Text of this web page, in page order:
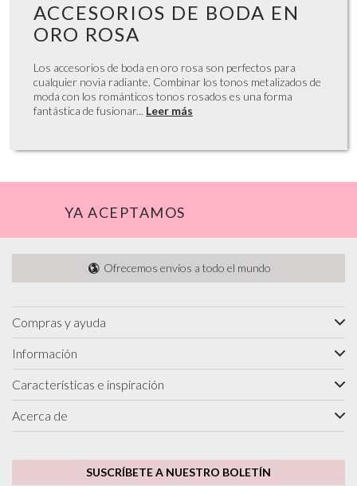
ACCESORIOS DE BODA EN
ORO ROSA
Los accesorios de boda en oro rosa son perfectos para
cualquier novia radiante. Combinar los tonos metalizados de
moda con los románticos tonos rosados es una forma
fantástica de fusionar... Leer más
YA ACEPTAMOS